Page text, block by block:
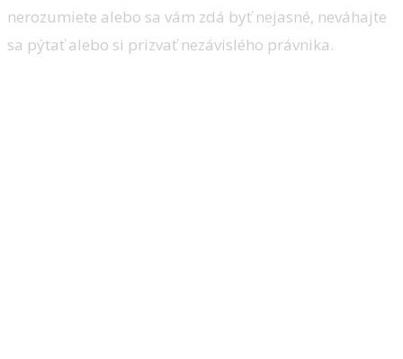
nerozumiete alebo sa vám zdá byť nejasné, neváhajte
sa pýtať alebo si prizvať nezávislého právnika.